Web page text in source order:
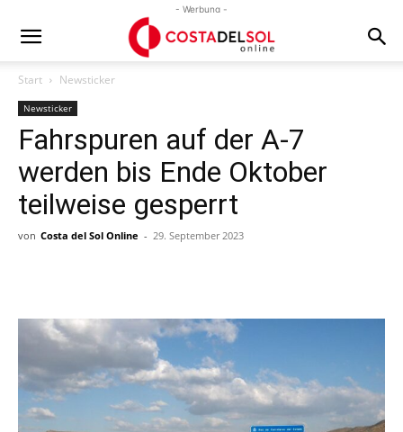
- Werbung -
Start Newsticker
Newsticker
Fahrspuren auf der A-7
werden bis Ende Oktober
teilweise gesperrt
von Costa del Sol Online - 29. September 2023